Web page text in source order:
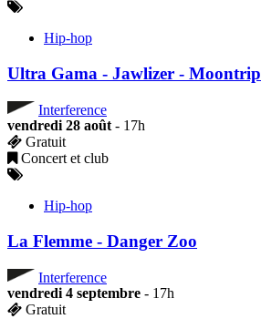
Hip-hop
Ultra Gama - Jawlizer - Moontrip
Interference
vendredi 28 août- 17h
Gratuit
Concert et club
Hip-hop
La Flemme - Danger Zoo
Interference
vendredi 4 septembre - 17h
Gratuit